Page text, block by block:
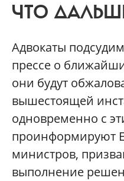
ЧТО
Адвокаты
прессе о
они будут
вышестоящей
одновременно с
проинформируют
министров,
выполнение